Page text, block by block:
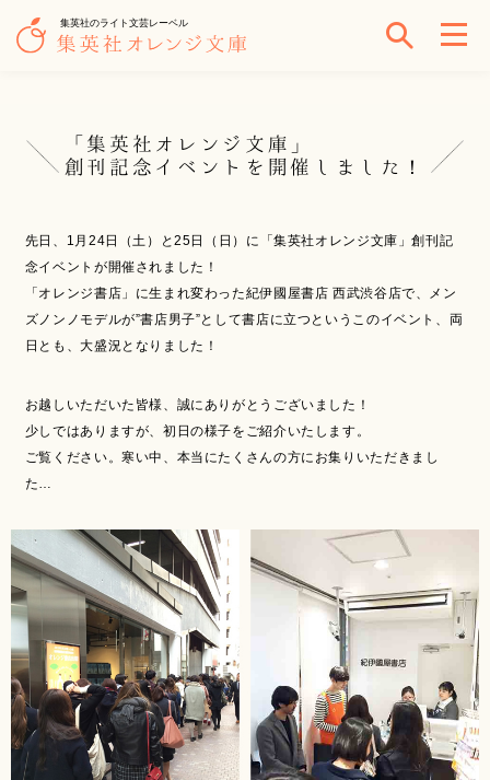
集英社のライト文芸レーベル
「集英社オレンジ文庫」
創刊記念イベントを開催しました！
先日、1月24日（土）と25日（日）に「集英社オレンジ文庫」創刊記
念イベントが開催されました！
「オレンジ書店」に生まれ変わった紀伊國屋書店 西武渋谷店で、メン
ズノンノモデルが”書店男子”として書店に立つというこのイベント、両
日とも、大盛況となりました！
お越しいただいた皆様、誠にありがとうございました！
少しではありますが、初日の様子をご紹介いたします。
ご覧ください。寒い中、本当にたくさんの方にお集りいただきまし
た…